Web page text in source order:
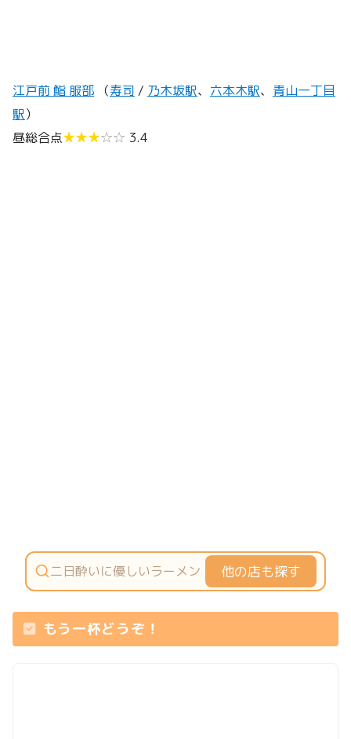
江戸前 鮨 服部 （寿司 / 乃木坂駅、 六本木駅、 青山一丁目
駅）
昼総合点★★★☆☆ 3.4
他の店も探す
もう一杯どうぞ！